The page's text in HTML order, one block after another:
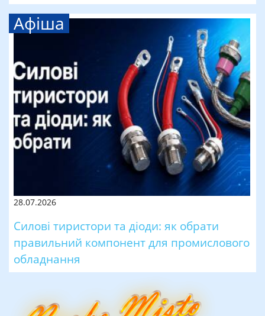
Афіша
28.07.2026
Силові тиристори та діоди: як обрати
правильний компонент для промислового
обладнання